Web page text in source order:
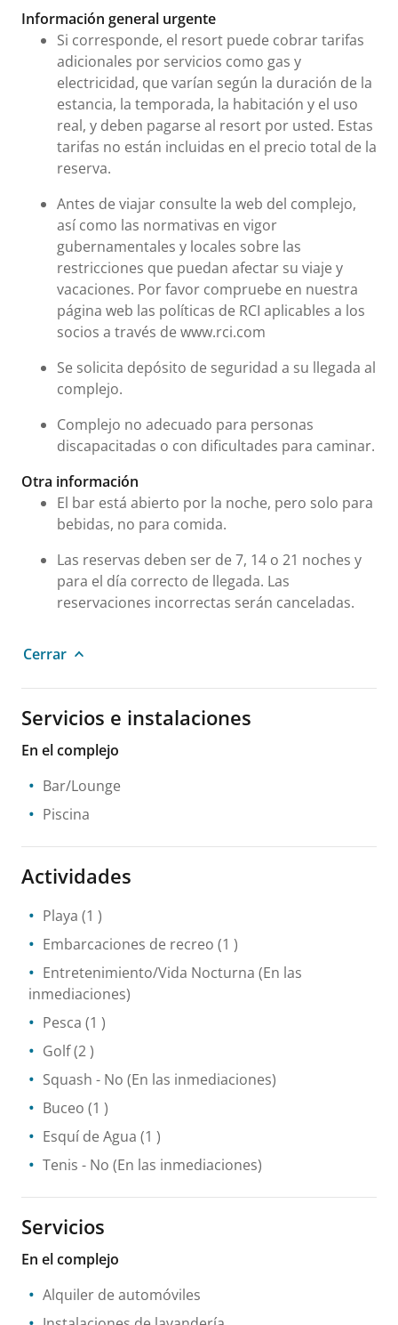
Información general urgente
Si corresponde, el resort puede cobrar tarifas
adicionales por servicios como gas y
electricidad, que varían según la duración de la
estancia, la temporada, la habitación y el uso
real, y deben pagarse al resort por usted. Estas
tarifas no están incluidas en el precio total de la
reserva.
Antes de viajar consulte la web del complejo,
así como las normativas en vigor
gubernamentales y locales sobre las
restricciones que puedan afectar su viaje y
vacaciones. Por favor compruebe en nuestra
página web las políticas de RCI aplicables a los
socios a través de www.rci.com
Se solicita depósito de seguridad a su llegada al
complejo.
Complejo no adecuado para personas
discapacitadas o con dificultades para caminar.
Otra información
El bar está abierto por la noche, pero solo para
bebidas, no para comida.
Las reservas deben ser de 7, 14 o 21 noches y
para el día correcto de llegada. Las
reservaciones incorrectas serán canceladas.
Cerrar
Servicios e instalaciones
En el complejo
Bar/Lounge
Piscina
Actividades
Playa (1 )
Embarcaciones de recreo (1 )
Entretenimiento/Vida Nocturna (En las
inmediaciones)
Pesca (1 )
Golf(2 )
Squash - No (En las inmediaciones)
Buceo (1 )
Esquí de Agua (1 )
Tenis - No (En las inmediaciones)
Servicios
En el complejo
Alquiler de automóviles